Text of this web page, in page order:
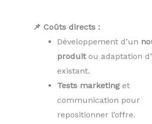
📌 Coûts directs :
Développement d’un
produitou adaptation
existant.
Tests marketing et
communication pour
repositionner l’offre.